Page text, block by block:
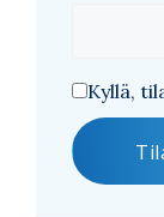
Kyllä,